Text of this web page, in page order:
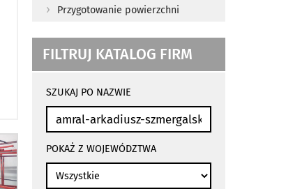
Przygotowanie powierzchni
FILTRUJ KATALOG FIRM
wyszukiwania
SZUKAJ PO NAZWIE
POKAŻ Z WOJEWÓDZTWA